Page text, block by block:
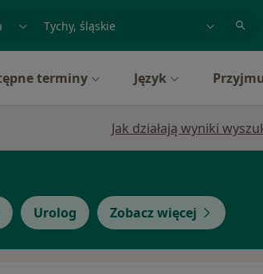
miasto lub dzielnica
terminy Język
Jak działają wyniki
Urolog Zobacz więcej